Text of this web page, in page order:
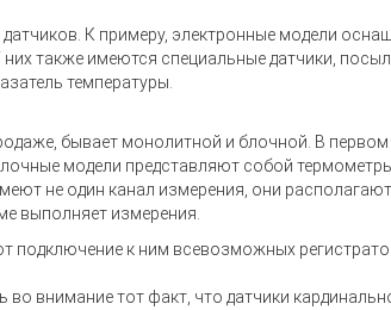
К примеру, электронные модели
также имеются специальные датчики,
температуры.
бывает монолитной и блочной. В первом
модели представляют собой
не один канал измерения, они
выполняет измерения.
подключение к ним всевозможных
внимание тот факт, что датчики